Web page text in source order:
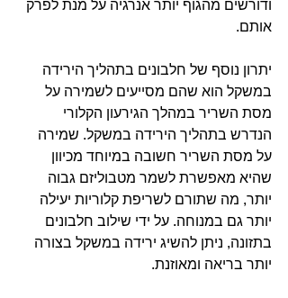
ודורשים מהגוף יותר אנרגיה על מנת לפרק
אותם.
יתרון נוסף של חלבונים בתהליך הירידה
במשקל הוא שהם מסייעים לשמירה על
מסת השריר במהלך הגירעון הקלורי
הנדרש בתהליך הירידה במשקל. שמירה
על מסת השריר חשובה במיוחד מכיוון
שהיא מאפשרת לשמר מטבוליזם גבוה
יותר, מה שתורם לשריפת קלוריות יעילה
יותר גם במנוחה. על ידי שילוב חלבונים
בתזונה, ניתן להשיג ירידה במשקל בצורה
יותר בריאה ומאוזנת.